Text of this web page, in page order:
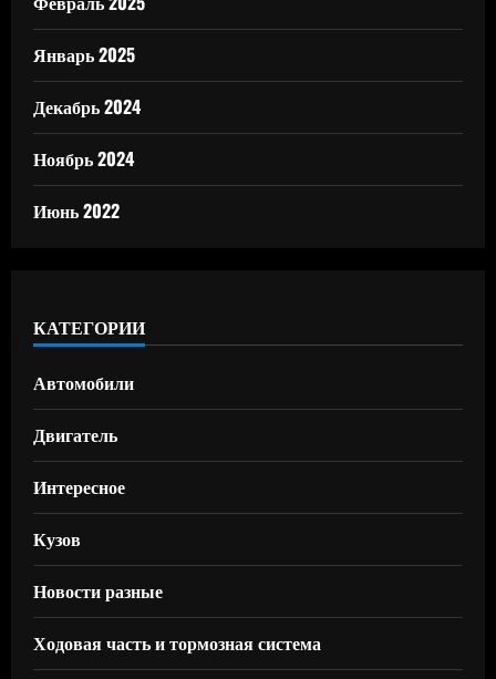
Январь 2025
Декабрь 2024
Ноябрь 2024
Июнь 2022
КАТЕГОРИИ
Автомобили
Двигатель
Интересное
Кузов
Новости разные
Ходовая часть и тормозная система